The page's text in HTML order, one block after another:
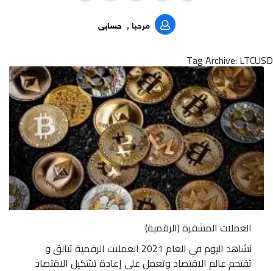
مرحبا , حسابى
Tag Archive: LTCUSD
العملات المشفرة (الرقمية)
نشاهد اليوم في العام 2021 العملات الرقمية تتالق و
تقتحم عالم الاقتصاد وتعمل على إعادة تشكيل الاقتصاد